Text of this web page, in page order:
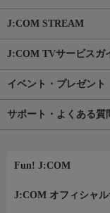
J:COM STREAM
J:COM TVサービスガ
イベント・プレゼント
サポート・よくある質
Fun! J:COM
J:COM オフィシャル